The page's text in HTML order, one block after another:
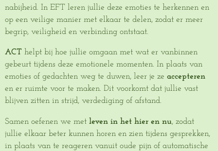
nabijheid. In EFT leren jullie deze emoties te herkennen en
op een veilige manier met elkaar te delen, zodat er meer
begrip, veiligheid en verbinding ontstaat.
ACT helpt bij hoe jullie omgaan met wat er vanbinnen
gebeurt tijdens deze emotionele momenten. In plaats van
emoties of gedachten weg te duwen, leer je ze accepteren
en er ruimte voor te maken. Dit voorkomt dat jullie vast
blijven zitten in strijd, verdediging of afstand.
Samen oefenen we met leven in het hier en nu, zodat
jullie elkaar beter kunnen horen en zien tijdens gesprekken,
in plaats van te reageren vanuit oude pijn of automatische